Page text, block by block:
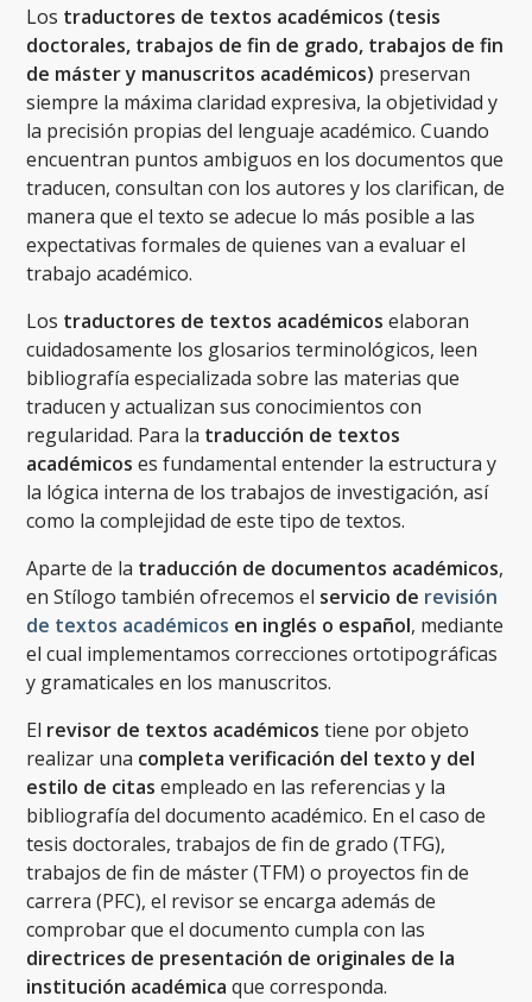
Los traductores de textos académicos (tesis
doctorales, trabajos de fin de grado, trabajos de fin
de máster y manuscritos académicos) preservan
siempre la máxima claridad expresiva, la objetividad y
la precisión propias del lenguaje académico. Cuando
encuentran puntos ambiguos en los documentos que
traducen, consultan con los autores y los clarifican, de
manera que el texto se adecue lo más posible a las
expectativas formales de quienes van a evaluar el
trabajo académico.
Los traductores de textos académicoselaboran
cuidadosamente los glosarios terminológicos, leen
bibliografía especializada sobre las materias que
traducen y actualizan sus conocimientos con
regularidad. Para la traducción de textos
académicoses fundamental entender la estructura y
la lógica interna de los trabajos de investigación, así
como la complejidad de este tipo de textos.
Aparte de la traducción de documentos académicos,
en Stílogo también ofrecemos el servicio de revisión
de textos académicos en inglés o español, mediante
el cual implementamos correcciones ortotipográficas
y gramaticales en los manuscritos.
El revisor de textos académicostiene por objeto
realizar una completa verificación del texto y del
estilo de citas empleado en las referencias y la
bibliografía del documento académico. En el caso de
tesis doctorales, trabajos de fin de grado (TFG),
trabajos de fin de máster (TFM) o proyectos fin de
carrera (PFC), el revisor se encarga además de
comprobar que el documento cumpla con las
directrices de presentación de originales de la
institución académica que corresponda.